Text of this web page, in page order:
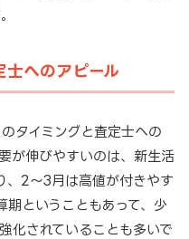
士へのアピール
タイミングと査定士への
が伸びやすいのは、新生活
、2～3月は高値が付きやす
期ということもあって、少
化されていることも多いで